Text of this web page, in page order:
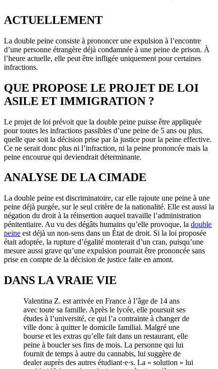
ACTUELLEMENT
La double peine consiste à prononcer une expulsion à l’encontre
d’une personne étrangère déjà condamnée à une peine de prison. À
l’heure actuelle, elle peut être infligée uniquement pour certaines
infractions.
QUE PROPOSE LE PROJET DE LOI
ASILE ET IMMIGRATION ?
Le projet de loi prévoit que la double peine puisse être appliquée
pour toutes les infractions passibles d’une peine de 5 ans ou plus,
quelle que soit la décision prise par la justice pour la peine effective.
Ce ne serait donc plus ni l’infraction, ni la peine prononcée mais la
peine encourue qui deviendrait déterminante.
ANALYSE DE LA CIMADE
La double peine est discriminatoire, car elle rajoute une peine à une
peine déjà purgée, sur le seul critère de la nationalité. Elle est aussi la
négation du droit à la réinsertion auquel travaille l’administration
pénitentiaire. Au vu des dégâts humains qu’elle provoque, la double
peine est déjà un non-sens dans un État de droit. Si la loi proposée
était adoptée, la rupture d’égalité monterait d’un cran, puisqu’une
mesure aussi grave qu’une expulsion pourrait être prononcée sans
prise en compte de la décision de justice faite en amont.
DANS LA VRAIE VIE
Valentina Z. est arrivée en France à l’âge de 14 ans
avec toute sa famille. Après le lycée, elle poursuit ses
études à l’université, ce qui l’a contrainte à changer de
ville donc à quitter le domicile familial. Malgré une
bourse et les extras qu’elle fait dans un restaurant, elle
peine à boucler ses fins de mois. La personne qui lui
fournit de temps à autre du cannabis, lui suggère de
dealer auprès des autres étudiant·e·s. La « solution » lui